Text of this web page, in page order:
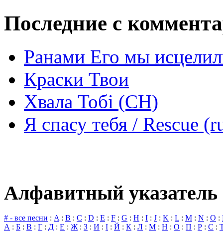
Последние с
Ранами Его мы
Краски Твои
Хвала Тобі (СН)
Я спасу тебя / Rescue
Алфавитный указатель
# - все песни : A: B : C : D : E : F : G : H : I : J : K : L : M : N : O :
А : Б : В : Г : Д : Е : Ж: З : И : І : Й : К : Л : М : Н : О : П : Р : С :